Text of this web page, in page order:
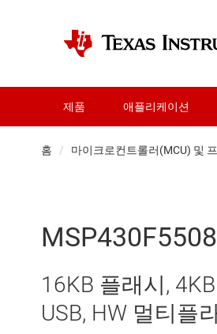
제품 애플리케이션
홈 / 마이크로컨트롤러(MCU) 및
RF 및 마이크
데이터 컨버터
로직 및 전압
MSP430F5508
16KB 플래시,
USB, HW 멀티플